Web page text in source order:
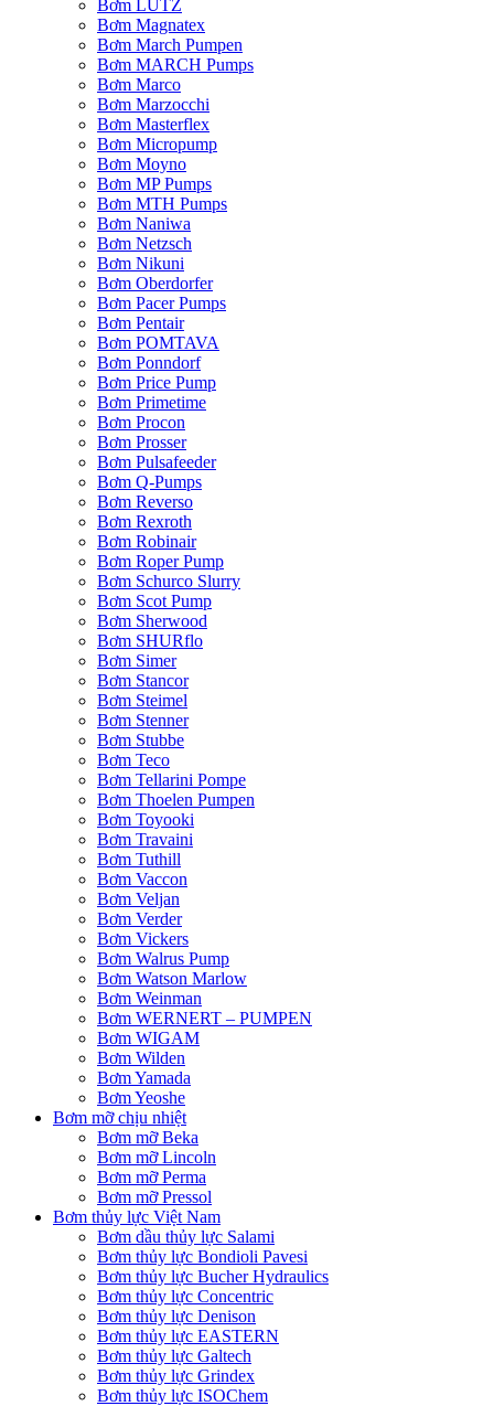
Bơm LUTZ
Bơm Magnatex
Bơm March Pumpen
Bơm MARCH Pumps
Bơm Marco
Bơm Marzocchi
Bơm Masterflex
Bơm Micropump
Bơm Moyno
Bơm MP Pumps
Bơm MTH Pumps
Bơm Naniwa
Bơm Netzsch
Bơm Nikuni
Bơm Oberdorfer
Bơm Pacer Pumps
Bơm Pentair
Bơm POMTAVA
Bơm Ponndorf
Bơm Price Pump
Bơm Primetime
Bơm Procon
Bơm Prosser
Bơm Pulsafeeder
Bơm Q-Pumps
Bơm Reverso
Bơm Rexroth
Bơm Robinair
Bơm Roper Pump
Bơm Schurco Slurry
Bơm Scot Pump
Bơm Sherwood
Bơm SHURflo
Bơm Simer
Bơm Stancor
Bơm Steimel
Bơm Stenner
Bơm Stubbe
Bơm Teco
Bơm Tellarini Pompe
Bơm Thoelen Pumpen
Bơm Toyooki
Bơm Travaini
Bơm Tuthill
Bơm Vaccon
Bơm Veljan
Bơm Verder
Bơm Vickers
Bơm Walrus Pump
Bơm Watson Marlow
Bơm Weinman
Bơm WERNERT – PUMPEN
Bơm WIGAM
Bơm Wilden
Bơm Yamada
Bơm Yeoshe
Bơm mỡ chịu nhiệt
Bơm mỡ Beka
Bơm mỡ Lincoln
Bơm mỡ Perma
Bơm mỡ Pressol
Bơm thủy lực Việt Nam
Bơm dầu thủy lực Salami
Bơm thủy lực Bondioli Pavesi
Bơm thủy lực Bucher Hydraulics
Bơm thủy lực Concentric
Bơm thủy lực Denison
Bơm thủy lực EASTERN
Bơm thủy lực Galtech
Bơm thủy lực Grindex
Bơm thủy lực ISOChem